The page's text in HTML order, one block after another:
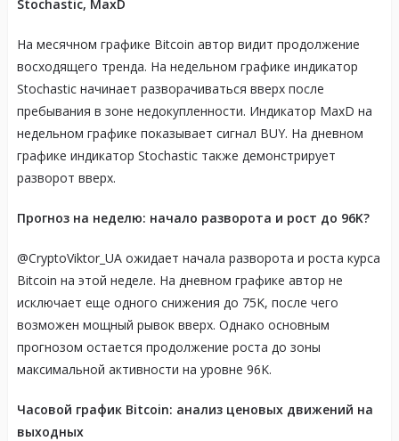
Stochastic, MaxD
На месячном графике Bitcoin автор видит продолжение
восходящего тренда. На недельном графике индикатор
Stochastic начинает разворачиваться вверх после
пребывания в зоне недокупленности. Индикатор MaxD на
недельном графике показывает сигнал BUY. На дневном
графике индикатор Stochastic также демонстрирует
разворот вверх.
Прогноз на неделю: начало разворота и рост до 96K?
@CryptoViktor_UA ожидает начала разворота и роста курса
Bitcoin на этой неделе. На дневном графике автор не
исключает еще одного снижения до 75K, после чего
возможен мощный рывок вверх. Однако основным
прогнозом остается продолжение роста до зоны
максимальной активности на уровне 96K.
Часовой график Bitcoin: анализ ценовых движений на
выходных